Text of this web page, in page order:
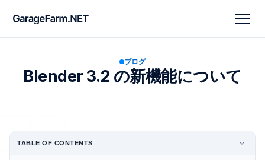
ブログ
Blender 3.2 の新機能について
TABLE OF CONTENTS